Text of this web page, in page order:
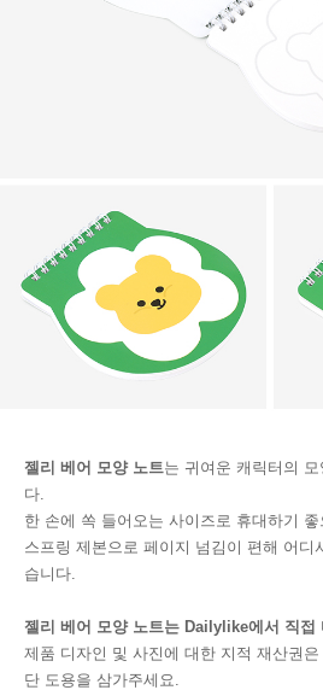
젤리 베어 모양 노트는 귀여운 캐릭터의
다.
한 손에 쏙 들어오는 사이즈로 휴대하기 좋
스프링 제본으로 페이지 넘김이 편해 어디
습니다.
젤리 베어 모양 노트는 Dailylike에서 직접
제품 디자인 및 사진에 대한 지적 재산권
단 도용을 삼가주세요.